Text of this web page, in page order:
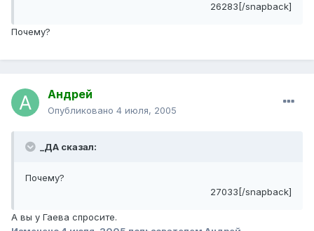
26283[/snapback]
Почему?
Андрей
Опубликовано 4 июля, 2005
_ДА сказал:
Почему?
27033[/snapback]
А вы у Гаева спросите.